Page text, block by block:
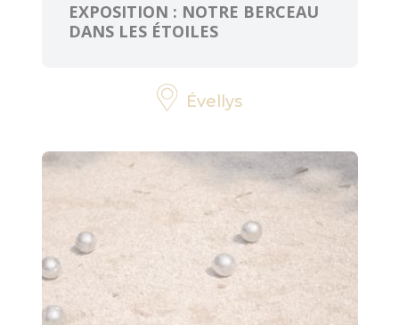
EXPOSITION : NOTRE BERCEAU
DANS LES ÉTOILES
Évellys